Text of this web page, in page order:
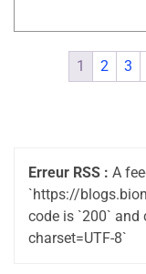
1 2 3
Erreur RSS : A
`https://
code is `200`
charset=UTF-8`